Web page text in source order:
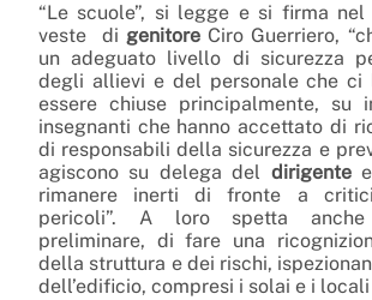
“Le scuole”, si legge e si firma
veste di genitoreCiro Guerriero,
un adeguato livello di sicurezza
degli allievi e del personale che ci
essere chiuse principalmente, su
insegnanti che hanno accettato di
di responsabili della sicurezza e
agiscono su delega del dirigentee
rimanere inerti di fronte a
pericoli”. A loro spetta
preliminare, di fare una
della struttura e dei rischi,
dell’edificio, compresi i solai e i locali